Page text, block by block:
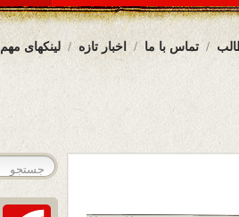
لینکهای مهم اخبار تازه تماس با ما